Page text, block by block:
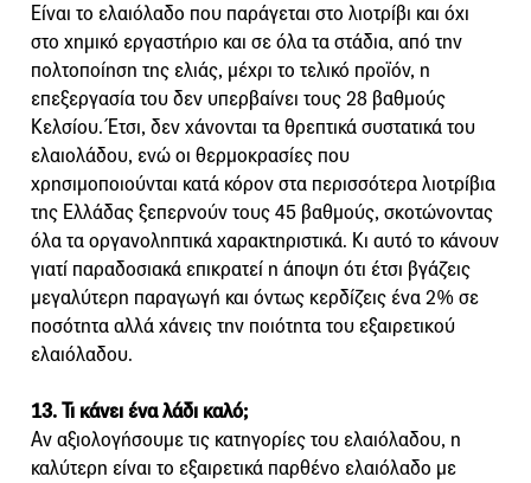
Είναι το ελαιόλαδο που παράγεται στο λιοτρίβι και όχι
στο χημικό εργαστήριο και σε όλα τα στάδια, από την
πολτοποίηση της ελιάς, μέχρι το τελικό προϊόν, η
επεξεργασία του δεν υπερβαίνει τους 28 βαθμούς
Κελσίου. Έτσι, δεν χάνονται τα θρεπτικά συστατικά του
ελαιολάδου, ενώ οι θερμοκρασίες που
χρησιμοποιούνται κατά κόρον στα περισσότερα λιοτρίβια
της Ελλάδας ξεπερνούν τους 45 βαθμούς, σκοτώνοντας
όλα τα οργανοληπτικά χαρακτηριστικά. Κι αυτό το κάνουν
γιατί παραδοσιακά επικρατεί η άποψη ότι έτσι βγάζεις
μεγαλύτερη παραγωγή και όντως κερδίζεις ένα 2% σε
ποσότητα αλλά χάνεις την ποιότητα του εξαιρετικού
ελαιόλαδου.
13. Τι κάνει ένα λάδι καλό;
Αν αξιολογήσουμε τις κατηγορίες του ελαιόλαδου, η
καλύτερη είναι το εξαιρετικά παρθένο ελαιόλαδο με